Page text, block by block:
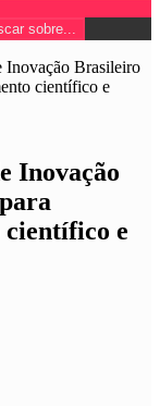
sobre...
Inovação Brasileiro
científico e
Inovação
científico e